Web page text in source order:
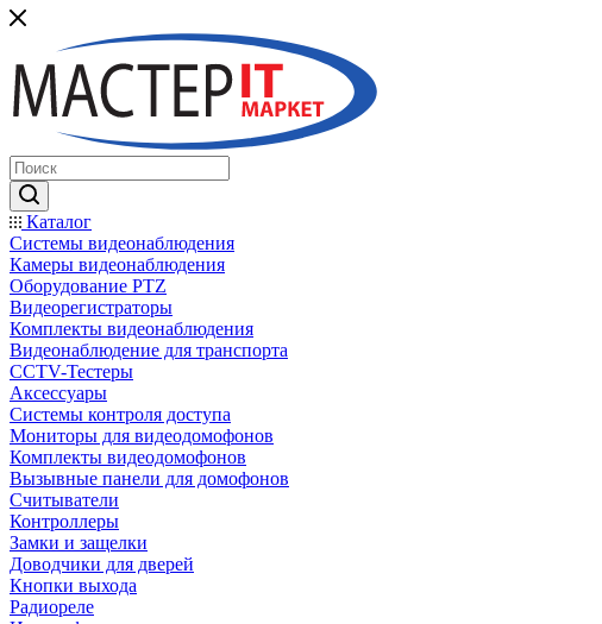
Каталог
Системы видеонаблюдения
Камеры видеонаблюдения
Оборудование PTZ
Видеорегистраторы
Комплекты видеонаблюдения
Видеонаблюдение для транспорта
CCTV-Тестеры
Аксессуары
Системы контроля доступа
Мониторы для видеодомофонов
Комплекты видеодомофонов
Вызывные панели для домофонов
Считыватели
Контроллеры
Замки и защелки
Доводчики для дверей
Кнопки выхода
Радиореле